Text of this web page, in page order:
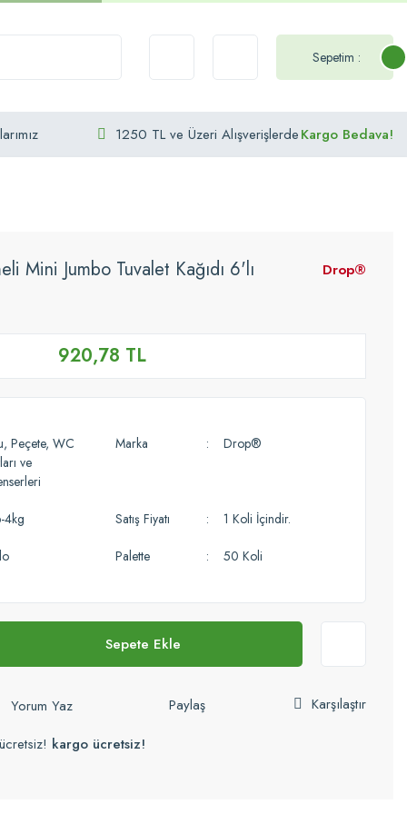
Sepetim :
1250 TL ve Üzeri AlışverişlerdeKargo Bedava!
Mini Jumbo Tuvalet Kağıdı 6'lı Drop®
920,78 TL
Peçete, WC
ve
Marka Drop®
4kg Satış Fiyatı 1 Koli İçindir.
Palette 50 Koli
Sepete Ekle
Yorum Yaz Paylaş
Karşılaştır
kargo ücretsiz!